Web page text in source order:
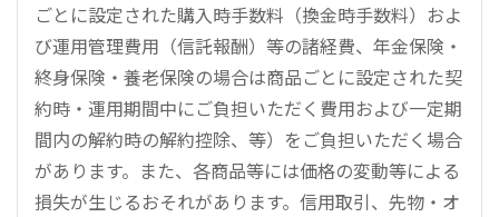
ごとに設定された購入時手数料（換金時手数料）およ
び運用管理費用（信託報酬）等の諸経費、年金保険・
終身保険・養老保険の場合は商品ごとに設定された契
約時・運用期間中にご負担いただく費用および一定期
間内の解約時の解約控除、等）をご負担いただく場合
があります。また、各商品等には価格の変動等による
損失が生じるおそれがあります。信用取引、先物・オ